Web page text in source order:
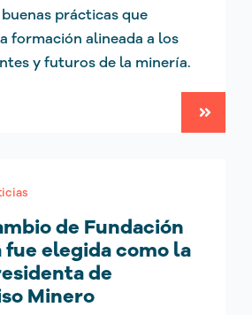
prácticas que
formación alineada a los
y futuros de la minería.
de Fundación
elegida como la
de
Minero